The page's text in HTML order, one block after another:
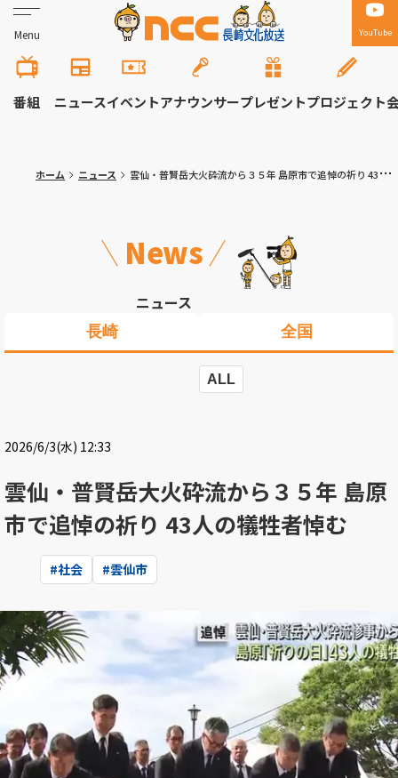
Menu YouTube
番組 ニュースイベントアナウンサープレゼントプロジェクト
ホーム ニュース 雲仙・普賢岳大火砕流から３５年 島原市で追悼の祈り 43人の犠牲者悼む
News
ニュース
長崎 全国
ALL
2026/6/3(水) 12:33
雲仙・普賢岳大火砕流から３５年 島原
市で追悼の祈り 43人の犠牲者悼む
#社会 #雲仙市